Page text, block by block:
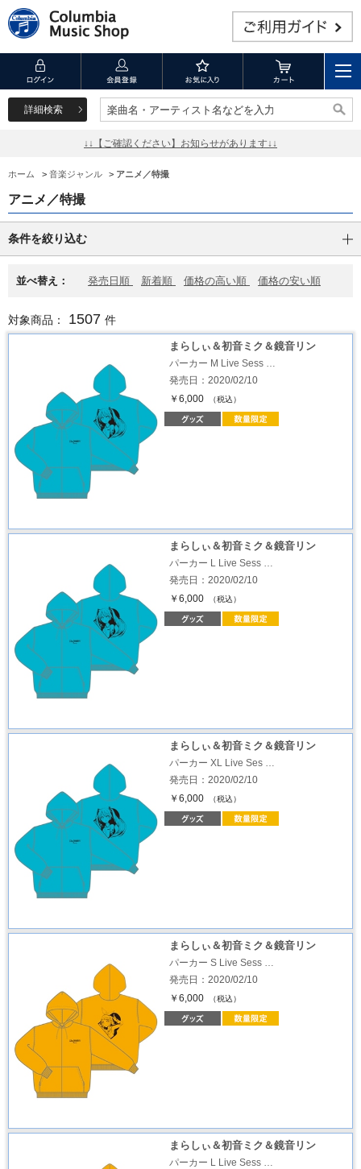
詳細検索 楽曲名・アーティスト名などを入力
楽曲名・アーティスト名などを入力
↓↓【ご確認ください】お知らせがあります↓↓
ホーム > 音楽ジャンル > アニメ／特撮
アニメ／特撮
条件を絞り込む
並べ替え： 発売日順 新着順 価格の高い順 価格の安い順
対象商品： 1507 件
まらしぃ＆初音ミク＆鏡音リン
パーカー M Live Sess …
発売日：2020/02/10
￥6,000
（税込）
まらしぃ＆初音ミク＆鏡音リン
パーカー L Live Sess …
発売日：2020/02/10
￥6,000
（税込）
まらしぃ＆初音ミク＆鏡音リン
パーカー XL Live Ses …
発売日：2020/02/10
￥6,000
（税込）
まらしぃ＆初音ミク＆鏡音リン
パーカー S Live Sess …
発売日：2020/02/10
￥6,000
（税込）
まらしぃ＆初音ミク＆鏡音リン
パーカー L Live Sess …